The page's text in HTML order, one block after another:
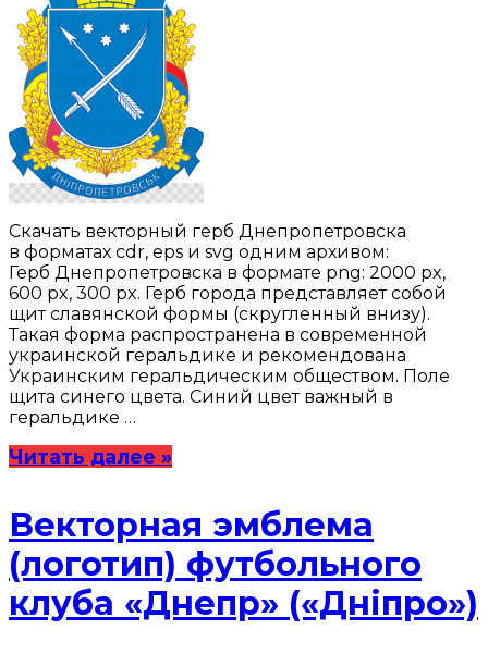
Скачать векторный герб Днепропетровска
в форматах cdr, eps и svg одним архивом:
Герб Днепропетровска в формате png: 2000 px,
600 px, 300 px. Герб города представляет собой
щит славянской формы (скругленный внизу).
Такая форма распространена в современной
украинской геральдике и рекомендована
Украинским геральдическим обществом. Поле
щита синего цвета. Синий цвет важный в
геральдике …
Читать далее »
Векторная эмблема
(логотип) футбольного
клуба «Днепр» («Днiпро»)